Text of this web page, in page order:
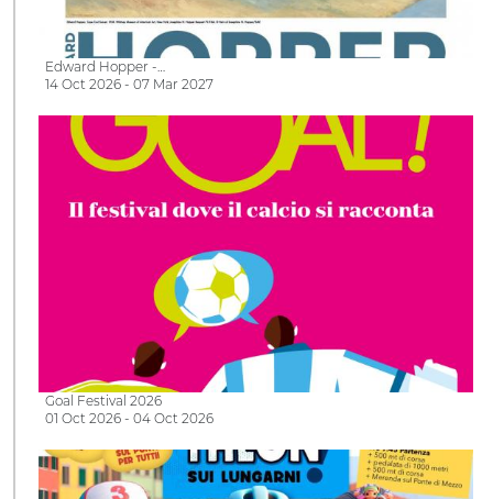
Edward Hopper -…
14 Oct 2026 - 07 Mar 2027
Goal Festival 2026
01 Oct 2026 - 04 Oct 2026